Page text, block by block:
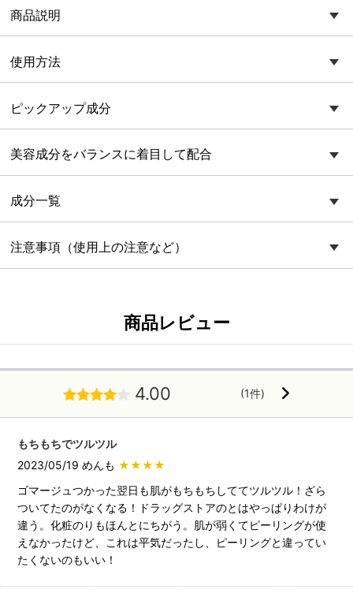
商品説明
使用方法
ピックアップ成分
美容成分をバランスに着目して配合
成分一覧
注意事項（使用上の注意など）
商品レビュー
4.00 (1件)
もちもちでツルツル
2023/05/19 めんも ★★★★
ゴマージュつかった翌日も肌がもちもちしててツルツル！ざら
ついてたのがなくなる！ドラッグストアのとはやっぱりわけが
違う。化粧のりもほんとにちがう。肌が弱くてピーリングが使
えなかったけど、これは平気だったし、ピーリングと違ってい
たくないのもいい！